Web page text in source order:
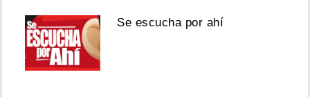
Se escucha por ahí